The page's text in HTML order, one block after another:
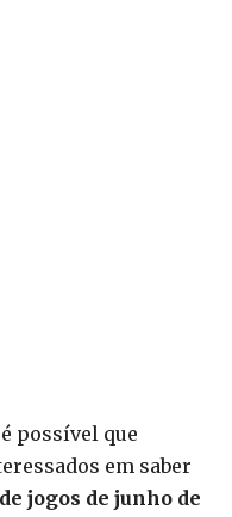
possível que
em saber
jogos de junho de